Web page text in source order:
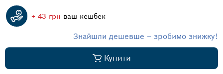
+ 43 грн ваш кешбек
Знайшли дешевше – зробимо знижку!
Купити